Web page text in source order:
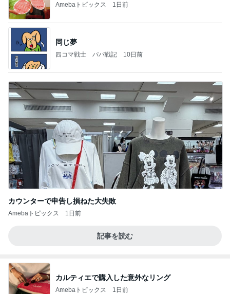
Amebaトピックス 1日前
同じ夢
四コマ戦士 パパ戦記 10日前
カウンターで申告し損ねた大失敗
Amebaトピックス 1日前
記事を読む
カルティエで購入した意外なリング
Amebaトピックス 1日前